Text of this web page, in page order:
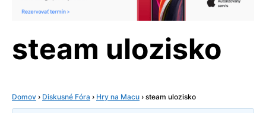
steam ulozisko
Domov › Diskusné Fóra › Hry na Macu › steam ulozisko